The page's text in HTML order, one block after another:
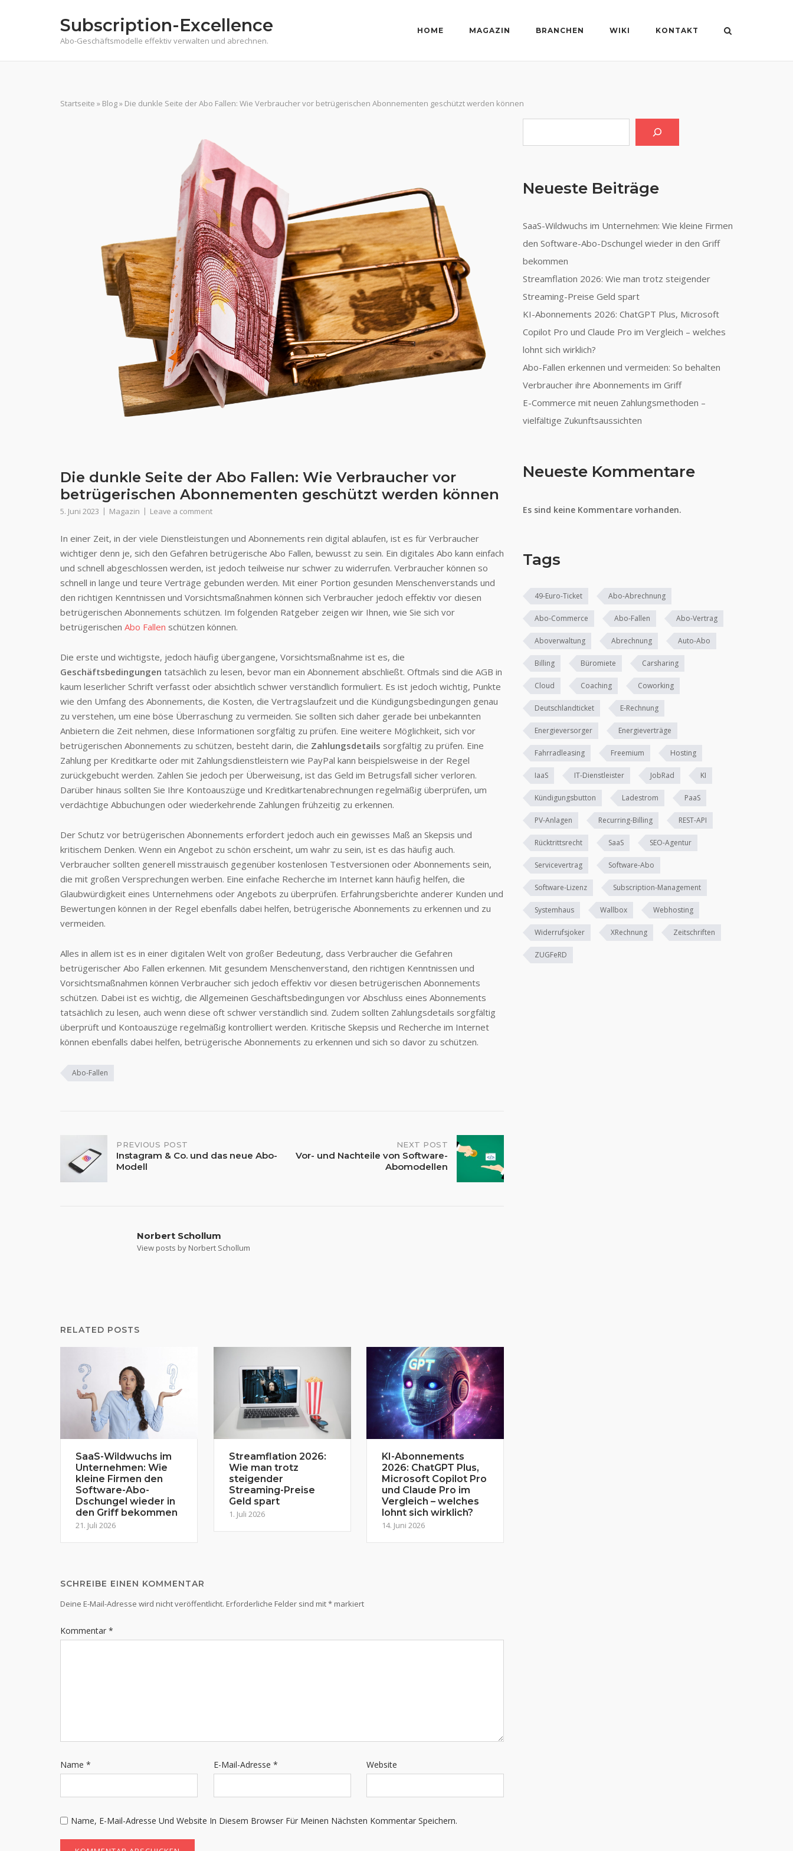
Subscription-Excellence
Abo-Geschäftsmodelle effektiv verwalten und abrechnen.
HOME MAGAZIN BRANCHEN WIKI KONTAKT
Startseite » Blog» Die dunkle Seite der Abo Fallen: Wie Verbraucher vor betrügerischen Abonnementen geschützt werden können
Die dunkle Seite der Abo Fallen: Wie Verbraucher vor
betrügerischen Abonnementen geschützt werden können
5. Juni 2023 Magazin Leave a comment
In einer Zeit, in der viele Dienstleistungen und Abonnements rein digital ablaufen, ist es für Verbraucher
wichtiger denn je, sich den Gefahren betrügerische Abo Fallen, bewusst zu sein. Ein digitales Abo kann einfach
und schnell abgeschlossen werden, ist jedoch teilweise nur schwer zu widerrufen. Verbraucher können so
schnell in lange und teure Verträge gebunden werden. Mit einer Portion gesunden Menschenverstands und
den richtigen Kenntnissen und Vorsichtsmaßnahmen können sich Verbraucher jedoch effektiv vor diesen
betrügerischen Abonnements schützen. Im folgenden Ratgeber zeigen wir Ihnen, wie Sie sich vor
betrügerischen Abo Fallen schützen können.
Die erste und wichtigste, jedoch häufig übergangene, Vorsichtsmaßnahme ist es, die
Geschäftsbedingungen tatsächlich zu lesen, bevor man ein Abonnement abschließt. Oftmals sind die AGB in
kaum leserlicher Schrift verfasst oder absichtlich schwer verständlich formuliert. Es ist jedoch wichtig, Punkte
wie den Umfang des Abonnements, die Kosten, die Vertragslaufzeit und die Kündigungsbedingungen genau
zu verstehen, um eine böse Überraschung zu vermeiden. Sie sollten sich daher gerade bei unbekannten
Anbietern die Zeit nehmen, diese Informationen sorgfältig zu prüfen. Eine weitere Möglichkeit, sich vor
betrügerischen Abonnements zu schützen, besteht darin, die Zahlungsdetails sorgfältig zu prüfen. Eine
Zahlung per Kreditkarte oder mit Zahlungsdienstleistern wie PayPal kann beispielsweise in der Regel
zurückgebucht werden. Zahlen Sie jedoch per Überweisung, ist das Geld im Betrugsfall sicher verloren.
Darüber hinaus sollten Sie Ihre Kontoauszüge und Kreditkartenabrechnungen regelmäßig überprüfen, um
verdächtige Abbuchungen oder wiederkehrende Zahlungen frühzeitig zu erkennen.
Der Schutz vor betrügerischen Abonnements erfordert jedoch auch ein gewisses Maß an Skepsis und
kritischem Denken. Wenn ein Angebot zu schön erscheint, um wahr zu sein, ist es das häufig auch.
Verbraucher sollten generell misstrauisch gegenüber kostenlosen Testversionen oder Abonnements sein,
die mit großen Versprechungen werben. Eine einfache Recherche im Internet kann häufig helfen, die
Glaubwürdigkeit eines Unternehmens oder Angebots zu überprüfen. Erfahrungsberichte anderer Kunden und
Bewertungen können in der Regel ebenfalls dabei helfen, betrügerische Abonnements zu erkennen und zu
vermeiden.
Alles in allem ist es in einer digitalen Welt von großer Bedeutung, dass Verbraucher die Gefahren
betrügerischer Abo Fallen erkennen. Mit gesundem Menschenverstand, den richtigen Kenntnissen und
Vorsichtsmaßnahmen können Verbraucher sich jedoch effektiv vor diesen betrügerischen Abonnements
schützen. Dabei ist es wichtig, die Allgemeinen Geschäftsbedingungen vor Abschluss eines Abonnements
tatsächlich zu lesen, auch wenn diese oft schwer verständlich sind. Zudem sollten Zahlungsdetails sorgfältig
überprüft und Kontoauszüge regelmäßig kontrolliert werden. Kritische Skepsis und Recherche im Internet
können ebenfalls dabei helfen, betrügerische Abonnements zu erkennen und sich so davor zu schützen.
Abo-Fallen
Post
navigation
PREVIOUS POST
Instagram & Co. und das neue Abo-
Modell
NEXT POST
Vor- und Nachteile von Software-
Abomodellen
Norbert Schollum
View posts by Norbert Schollum
RELATED POSTS
SaaS-Wildwuchs im
Unternehmen: Wie
kleine Firmen den
Software-Abo-
Dschungel wieder in
den Griff bekommen
21. Juli 2026
Streamflation 2026:
Wie man trotz
steigender
Streaming-Preise
Geld spart
1. Juli 2026
KI-Abonnements
2026: ChatGPT Plus,
Microsoft Copilot Pro
und Claude Pro im
Vergleich – welches
lohnt sich wirklich?
14. Juni 2026
SCHREIBE EINEN KOMMENTAR
Deine E-Mail-Adresse wird nicht veröffentlicht. Erforderliche Felder sind mit* markiert
Kommentar *
Name * E-Mail-Adresse * Website
Name, E-Mail-Adresse Und Website In Diesem Browser Für Meinen Nächsten Kommentar Speichern.
Neueste Beiträge
SaaS-Wildwuchs im Unternehmen: Wie kleine Firmen
den Software-Abo-Dschungel wieder in den Griff
bekommen
Streamflation 2026: Wie man trotz steigender
Streaming-Preise Geld spart
KI-Abonnements 2026: ChatGPT Plus, Microsoft
Copilot Pro und Claude Pro im Vergleich – welches
lohnt sich wirklich?
Abo-Fallen erkennen und vermeiden: So behalten
Verbraucher ihre Abonnements im Griff
E-Commerce mit neuen Zahlungsmethoden –
vielfältige Zukunftsaussichten
Neueste Kommentare
Es sind keine Kommentare vorhanden.
Tags
49-Euro-Ticket Abo-Abrechnung
Abo-Commerce Abo-Fallen Abo-Vertrag
Aboverwaltung Abrechnung Auto-Abo
Billing Büromiete Carsharing
Cloud Coaching Coworking
Deutschlandticket E-Rechnung
Energieversorger Energieverträge
Fahrradleasing Freemium Hosting
IaaS IT-Dienstleister JobRad KI
Kündigungsbutton Ladestrom PaaS
PV-Anlagen Recurring-Billing REST-API
Rücktrittsrecht SaaS SEO-Agentur
Servicevertrag Software-Abo
Software-Lizenz Subscription-Management
Systemhaus Wallbox Webhosting
Widerrufsjoker XRechnung Zeitschriften
ZUGFeRD